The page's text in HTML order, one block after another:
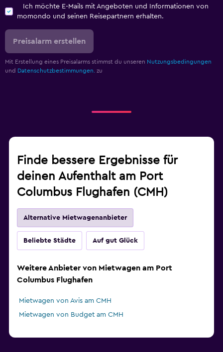
Ich möchte E-Mails mit Angeboten und Informationen von
momondo und seinen Reisepartnern erhalten.
Preisalarm erstellen
Mit Erstellung eines Preisalarms stimmst du unseren Nutzungsbedingungen
und Datenschutzbestimmungen. zu
Finde bessere Ergebnisse für
deinen Aufenthalt am Port
Columbus Flughafen (CMH)
Alternative Mietwagenanbieter
Beliebte Städte Auf gut Glück
Weitere Anbieter von Mietwagen am Port
Columbus Flughafen
Mietwagen von Avis am CMH
Mietwagen von Budget am CMH